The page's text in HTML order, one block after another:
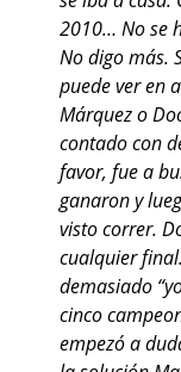
2010… No se
No digo más.
puede ver en
Márquez o
contado con
favor, fue a
ganaron y
visto correr.
cualquier
demasiado
cinco
empezó a